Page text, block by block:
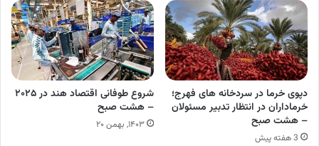
دپوی خرما در سردخانه های فهرج؛
خرماداران در انتظار تدبیر مسئولان
– هشت صبح
3 هفته پیش
شروع طوفانی اقتصاد هند در ۲۰۲۵
– هشت صبح
۱۴۰۳, بهمن ۲۰